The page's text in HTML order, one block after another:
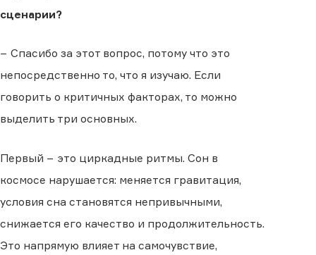
сценарии?
− Спасибо за этот вопрос, потому что это
непосредственно то, что я изучаю. Если
говорить о критичных факторах, то можно
выделить три основных.
Первый − это циркадные ритмы. Сон в
космосе нарушается: меняется гравитация,
условия сна становятся непривычными,
снижается его качество и продолжительность.
Это напрямую влияет на самочувствие,